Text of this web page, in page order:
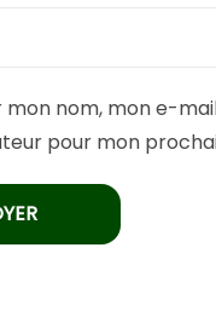
mon nom, mon e-
pour mon